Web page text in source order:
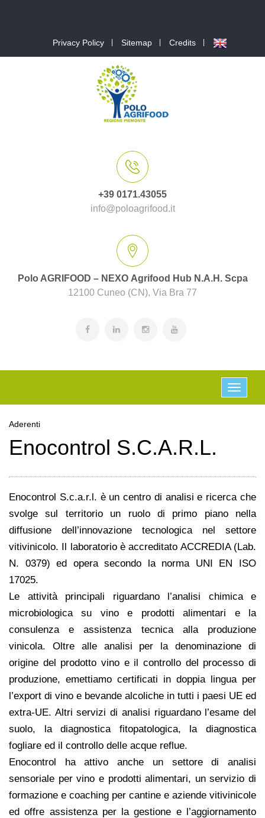
Privacy Policy Sitemap Credits
+39 0171.43055
info@poloagrifood.it
Polo AGRIFOOD – NEXO Agrifood Hub N.A.H. Scpa
12100 Cuneo (CN), Via Bra 77
Aderenti
Enocontrol S.C.A.R.L.
Enocontrol S.c.a.r.l. è un centro di analisi e ricerca che
svolge sul territorio un ruolo di primo piano nella
diffusione dell’innovazione tecnologica nel settore
vitivinicolo. Il laboratorio è accreditato ACCREDIA (Lab.
N. 0379) ed opera secondo la norma UNI EN ISO
17025.
Le attività principali riguardano l’analisi chimica e
microbiologica su vino e prodotti alimentari e la
consulenza e assistenza tecnica alla produzione
vinicola. Oltre alle analisi per la denominazione di
origine del prodotto vino e il controllo del processo di
produzione, emettiamo certificati in doppia lingua per
l’export di vino e bevande alcoliche in tutti i paesi UE ed
extra-UE. Altri servizi di analisi riguardano l’esame del
suolo, la diagnostica fitopatologica, la diagnostica
fogliare ed il controllo delle acque reflue.
Enocontrol ha attivo anche un settore di analisi
sensoriale per vino e prodotti alimentari, un servizio di
formazione e coaching per cantine e aziende vitivinicole
ed offre assistenza per la gestione e l’aggiornamento